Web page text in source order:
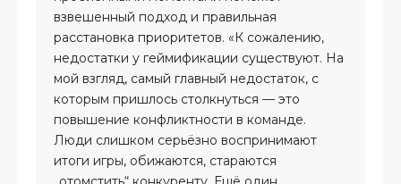
взвешенный подход и правильная
расстановка приоритетов. «К сожалению,
недостатки у геймификации существуют. На
мой взгляд, самый главный недостаток, с
которым пришлось столкнуться — это
повышение конфликтности в команде.
Люди слишком серьёзно воспринимают
итоги игры, обижаются, стараются